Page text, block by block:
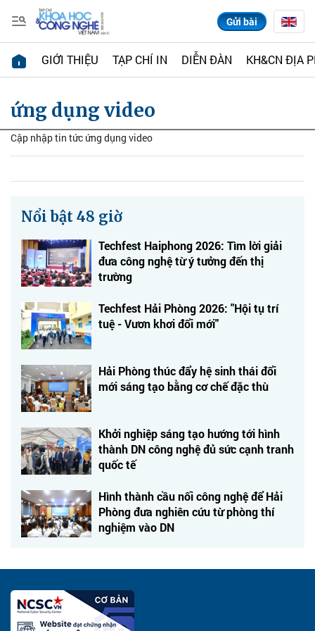
Gửi bài
GIỚI THIỆU TẠP CHÍ IN DIỄN ĐÀN KH&CN ĐỊA
ứng dụng video
Cập nhập tin tức ứng dụng video
Nổi bật 48 giờ
Techfest Haiphong 2026: Tìm lời giải
đưa công nghệ từ ý tưởng đến thị
trường
Techfest Hải Phòng 2026: "Hội tụ trí
tuệ - Vươn khơi đổi mới"
Hải Phòng thúc đẩy hệ sinh thái đổi
mới sáng tạo bằng cơ chế đặc thù
Khởi nghiệp sáng tạo hướng tới hình
thành DN công nghệ đủ sức cạnh tranh
quốc tế
Hình thành cầu nối công nghệ để Hải
Phòng đưa nghiên cứu từ phòng thí
nghiệm vào DN